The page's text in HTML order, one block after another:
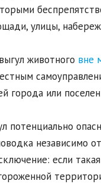
улицы,
животного вне
города или
потенциально
независимо
если